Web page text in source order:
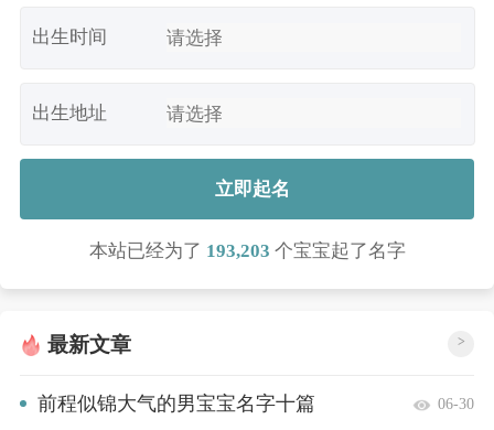
出生时间
出生地址
立即起名
本站已经为了 193,203 个宝宝起了名字
最新文章 >
前程似锦大气的男宝宝名字十篇 06-30